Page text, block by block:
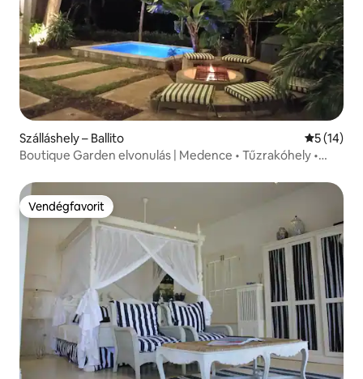
Szálláshely – Ballito Átlagos
5 (14)
Boutique Garden elvonulás | Medence • Tűzrakóhely •
Vendégfavorit
Vendégfavorit